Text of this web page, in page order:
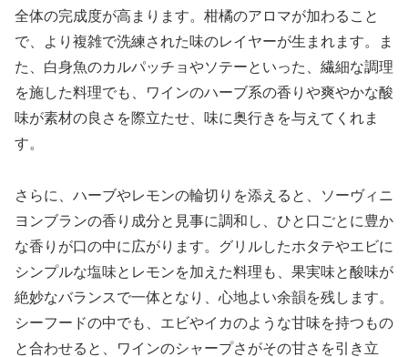
全体の完成度が高まります。柑橘のアロマが加わること
で、より複雑で洗練された味のレイヤーが生まれます。ま
た、白身魚のカルパッチョやソテーといった、繊細な調理
を施した料理でも、ワインのハーブ系の香りや爽やかな酸
味が素材の良さを際立たせ、味に奥行きを与えてくれま
す。
さらに、ハーブやレモンの輪切りを添えると、ソーヴィニ
ヨンブランの香り成分と見事に調和し、ひと口ごとに豊か
な香りが口の中に広がります。グリルしたホタテやエビに
シンプルな塩味とレモンを加えた料理も、果実味と酸味が
絶妙なバランスで一体となり、心地よい余韻を残します。
シーフードの中でも、エビやイカのような甘味を持つもの
と合わせると、ワインのシャープさがその甘さを引き立